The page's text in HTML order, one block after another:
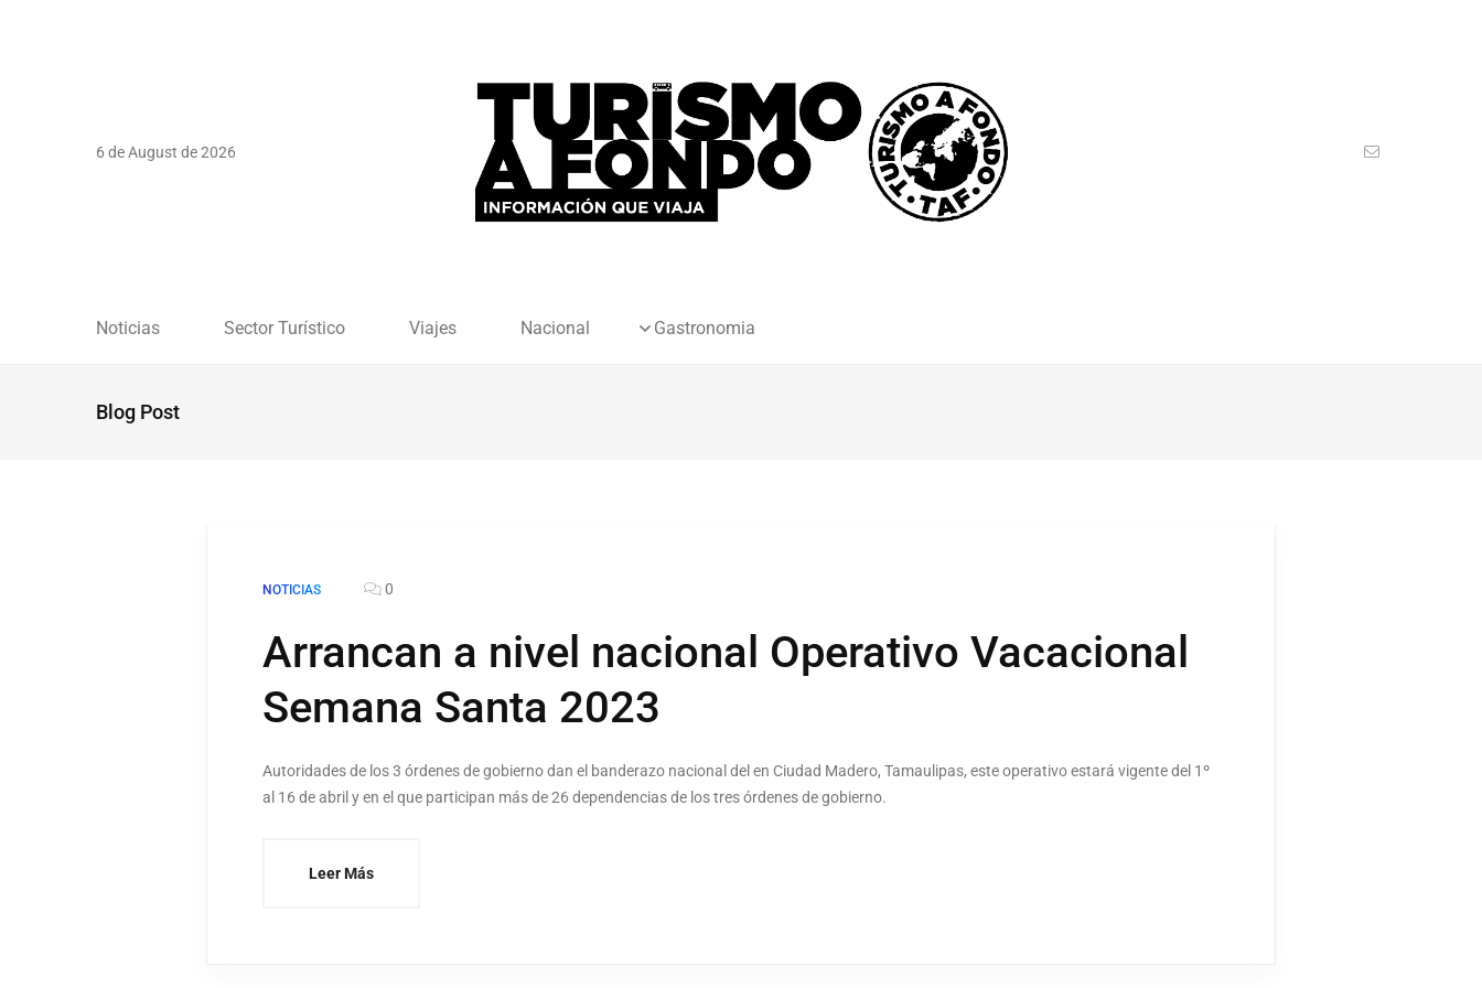
6 de August de 2026
Noticias Sector Turístico Viajes Nacional Gastronomia
Blog Post
NOTICIAS 0
Arrancan a nivel nacional Operativo Vacacional
Semana Santa 2023
Autoridades de los 3 órdenes de gobierno dan el banderazo nacional del en Ciudad Madero, Tamaulipas, este operativo estará vigente del 1º
al 16 de abril y en el que participan más de 26 dependencias de los tres órdenes de gobierno.
Leer Más